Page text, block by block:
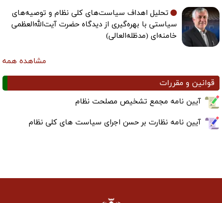
تحلیل اهداف سیاست‌های کلی نظام و توصیه‌های
سیاستی با بهره‌گیری از دیدگاه حضرت آیت‌الله‌العظمی
خامنه‌ای (مدظله‌العالی)
مشاهده همه
قوانین و مقررات
آیین نامه مجمع تشخیص مصلحت نظام
آیین نامه نظارت بر حسن اجرای سیاست های کلی نظام